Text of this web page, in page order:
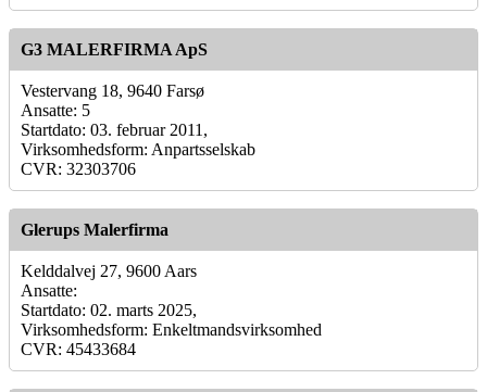
G3 MALERFIRMA ApS
Vestervang 18, 9640 Farsø
Ansatte: 5
Startdato: 03. februar 2011,
Virksomhedsform: Anpartsselskab
CVR: 32303706
Glerups Malerfirma
Kelddalvej 27, 9600 Aars
Ansatte:
Startdato: 02. marts 2025,
Virksomhedsform: Enkeltmandsvirksomhed
CVR: 45433684